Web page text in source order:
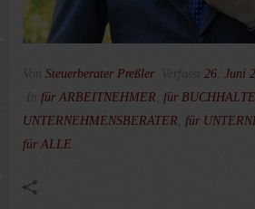
Von Steuerberater Preßler Verfasst 26. Juni
In für ARBEITNEHMER
für
UNTERNEHMENSBERATER
für
für ALLE